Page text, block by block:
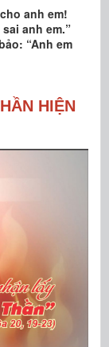
anh em!
anh em.”
“Anh em
HIỆN